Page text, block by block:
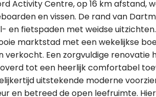
Activity Centre, op 16 km afstand,
en vissen. De rand van
en fietspaden met weidse
marktstad met een wekelijkse
verkocht. Een zorgvuldige
tot een heerlijk comfortabel
uitstekende moderne
en betreed de open leefruimte.